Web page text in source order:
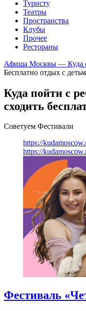
Туристу
Театры
Пространства
Клубы
Прочее
Рестораны
Афиша Москвы — Куда
Бесплатно отдых с
Куда пойти с
сходить
Советуем Фестивали
https://
https://
Фестиваль